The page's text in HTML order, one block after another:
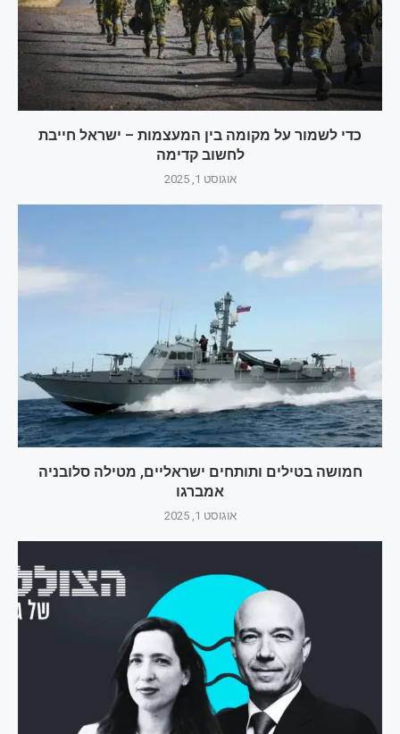
כדי לשמור על מקומה בין המעצמות – ישראל חייבת
לחשוב קדימה
אוגוסט 1, 2025
חמושה בטילים ותותחים ישראליים, מטילה סלובניה
אמברגו
אוגוסט 1, 2025